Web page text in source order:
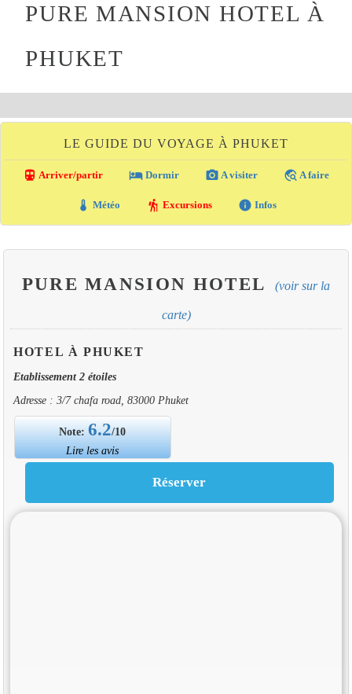
PURE MANSION HOTEL À
PHUKET
LE GUIDE DU VOYAGE À PHUKET
directions_transit Arriver/partir local_hotel Dormir photo_camera A visiter travel_explore A faire
thermostat Météo hiking Excursions info Infos
PURE MANSION HOTEL (voir sur la
carte)
HOTEL À PHUKET
Etablissement 2 étoiles
Adresse : 3/7 chafa road, 83000 Phuket
Note:6.2/10
Lire les avis